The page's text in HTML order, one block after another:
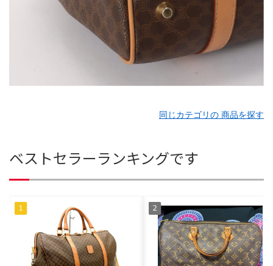
同じカテゴリの 商品を探す
ベストセラーランキングです